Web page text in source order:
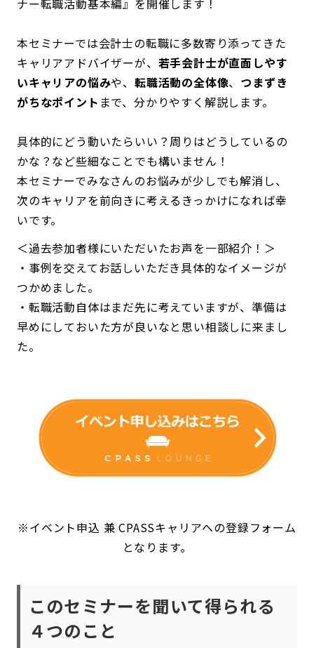
ナー転職活動基本編』を開催します！
本セミナーでは会計士の転職に多数寄り添ってきた
キャリアアドバイザーが、 若手会計士が直面しやす
いキャリアの悩みや、転職活動の全体像、 つまずき
がちなポイント まで、分かりやすく解説します。
具体的にどう動いたらいい？周りはどうしているの
かな？など些細なことでも構いません！
本セミナーでみなさんのお悩みが少しでも解消し、
次のキャリアを前向きに考えるきっかけになれば幸
いです。
＜過去参加者様にいただいたお声を一部紹介！＞
・事例を交えてお話しいただき具体的なイメージが
つかめました。
・転職活動自体はまだ先に考えていますが、準備は
早めにしておいた方が良いなと思い相談しに来まし
た。
※イベント申込 兼 CPASSキャリアへの登録フォーム
となります。
このセミナーを聞いて得られる
４つのこと